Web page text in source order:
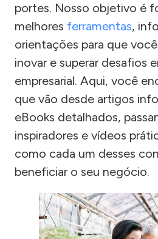
portes. Nosso objetivo é
melhores ferramentas,
orientações para que
inovar e superar desafios
empresarial. Aqui, você
que vão desde artigos
eBooks detalhados,
inspiradores e vídeos
como cada um desses
beneficiar o seu negócio.